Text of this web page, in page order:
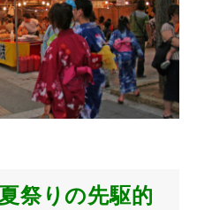
祭りの先駆的